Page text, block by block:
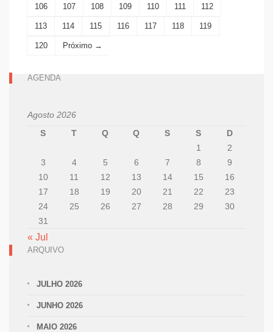
106 107 108 109 110 111 112
113 114 115 116 117 118 119
120 Próximo →
AGENDA
Agosto 2026
S
T Q Q S S
D
1
2
3
4 5 6 7 8
9
10
11 12 13 14 15
16
17
18 19 20 21 22
23
24
25 26 27 28 29
30
31
« Jul
ARQUIVO
JULHO 2026
JUNHO 2026
MAIO 2026